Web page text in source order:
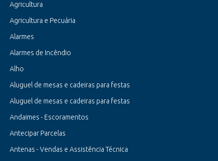
Agricultura
Agricultura e Pecuária
Alarmes
Alarmes de Incêndio
Alho
Aluguel de mesas e cadeiras para festas
Aluguel de mesas e cadeiras para festas
Andaimes - Escoramentos
Antecipar Parcelas
Antenas - Vendas e Assistência Técnica